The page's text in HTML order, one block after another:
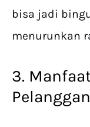
bisa jadi
menurunkan
3.
Pelanggan